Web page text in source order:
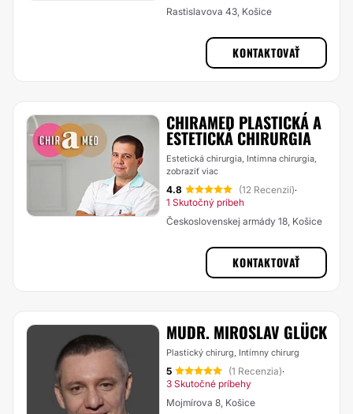
Rastislavova 43, Košice
KONTAKTOVAŤ
CHIRAMED PLASTICKÁ A
ESTETICKÁ CHIRURGIA
Estetická chirurgia, Intímna chirurgia,
zobraziť viac
4.8 (12 Recenzií)·
1 Skutočný príbeh
Československej armády 18, Košice
KONTAKTOVAŤ
MUDR. MIROSLAV GLÜCK
Plastický chirurg, Intímny chirurg
5 (1 Recenzia)·
3 Skutočné príbehy
Mojmírova 8, Košice